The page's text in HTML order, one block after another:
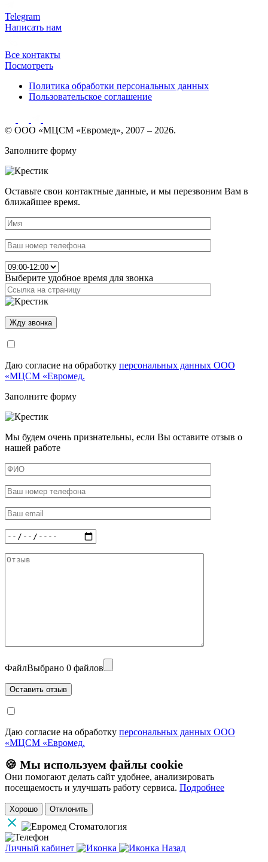
Telegram
Написать нам
Все контакты
Посмотреть
Политика обработки персональных данных
Пользовательское соглашение
© ООО «МЦСМ «Евромед», 2007 – 2026.
Заполните форму
Оставьте свои контактные данные, и мы перезвоним Вам в
ближайшее время.
Выберите удобное время для звонка
Даю согласие на обработку персональных данных ООО
«МЦСМ «Евромед.
Заполните форму
Мы будем очень признательны, если Вы оставите отзыв о
нашей работе
ФайлВыбрано 0 файлов
Даю согласие на обработку персональных данных ООО
«МЦСМ «Евромед.
🍪 Мы используем файлы cookie
Они помогают делать сайт удобнее, анализировать
посещаемость и улучшать работу сервиса. Подробнее
Хорошо Отклонить
Личный кабинет
Назад